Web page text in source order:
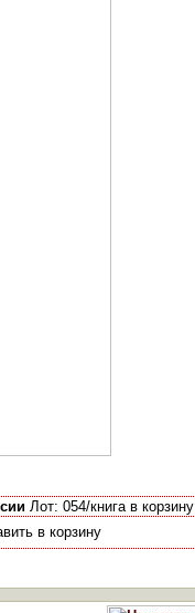
Лот: 054/книга в корзину